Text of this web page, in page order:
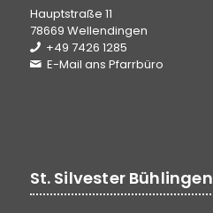
Hauptstraße 11
78669 Wellendingen
+49 7426 1285
E-Mail ans Pfarrbüro
St. Silvester Bühlingen